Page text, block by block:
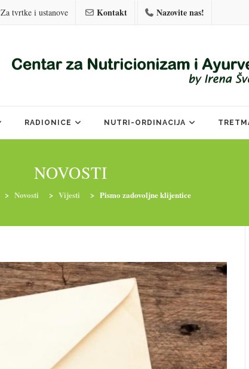
Za tvrtke i ustanove Kontakt Nazovite nas!
RADIONICE NUTRI-ORDINACIJA
NOVOSTI
> Novosti > Vijesti > Pismo zadovoljne klijentice